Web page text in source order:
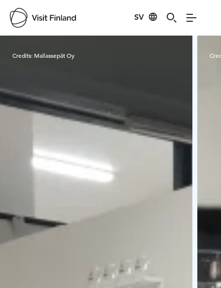
SV
Credits: Mallassepät Oy